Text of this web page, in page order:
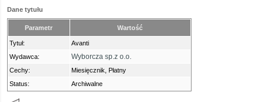
Dane tytułu
Parametr Wartość
Tytuł:
Avanti
Wydawca:
Wyborcza sp.z o.o.
Cechy:
Miesięcznik, Płatny
Status:
Archiwalne